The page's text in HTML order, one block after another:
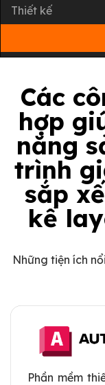
Thiết kế
Các
hợp
năng
trình
sắp
kế
Những tiện ích
Phần mềm